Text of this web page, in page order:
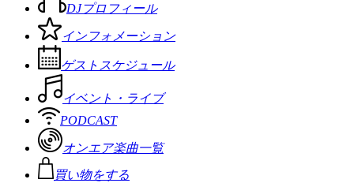
DJプロフィール
インフォメーション
ゲストスケジュール
イベント・ライブ
PODCAST
オンエア楽曲一覧
買い物をする